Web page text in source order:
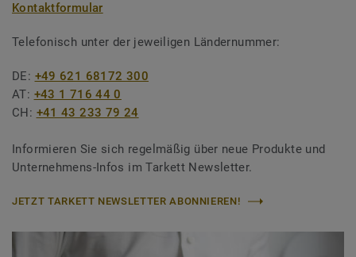
Kontaktformular
Telefonisch unter der jeweiligen Ländernummer:
DE: +49 621 68172 300
AT: +43 1 716 44 0
CH: +41 43 233 79 24
Informieren Sie sich regelmäßig über neue Produkte und
Unternehmens-Infos im Tarkett Newsletter.
JETZT TARKETT NEWSLETTER ABONNIEREN!